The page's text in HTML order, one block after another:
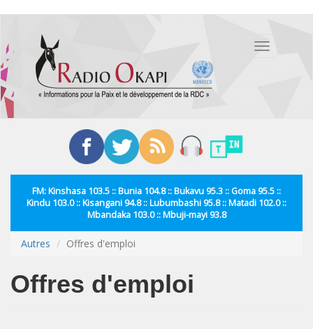
contenu
principal
Toggle
FM: Kinshasa 103.5 :: Bunia 104.8 :: Bukavu 95.3 :: Goma 95.5 ::
Kindu 103.0 :: Kisangani 94.8 :: Lubumbashi 95.8 :: Matadi 102.0 ::
Mbandaka 103.0 :: Mbuji-mayi 93.8
Autres Offres d'emploi
Offres d'emploi